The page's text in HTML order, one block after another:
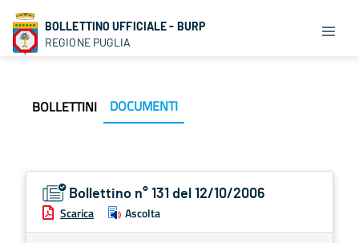
BOLLETTINO UFFICIALE - BURP
REGIONE PUGLIA
BOLLETTINI DOCUMENTI
Bollettino n° 131 del 12/10/2006
Scarica Ascolta